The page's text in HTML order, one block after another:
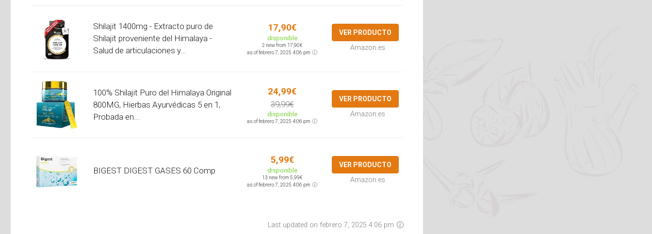
Shilajit 1400mg - Extracto puro de
Shilajit proveniente del Himalaya -
Salud de articulaciones y...
17,90€
disponible
2 new from 17,90€
as of febrero 7, 2025 4:06 pm
VER PRODUCTO
Amazon.es
100% Shilajit Puro del Himalaya Original
800MG, Hierbas Ayurvédicas 5 en 1,
Probada en...
24,99€
39,99€
disponible
as of febrero 7, 2025 4:06 pm
VER PRODUCTO
Amazon.es
BIGEST DIGEST GASES 60 Comp
5,99€
disponible
13 new from 5,99€
as of febrero 7, 2025 4:06 pm
VER PRODUCTO
Amazon.es
Last updated on febrero 7, 2025 4:06 pm